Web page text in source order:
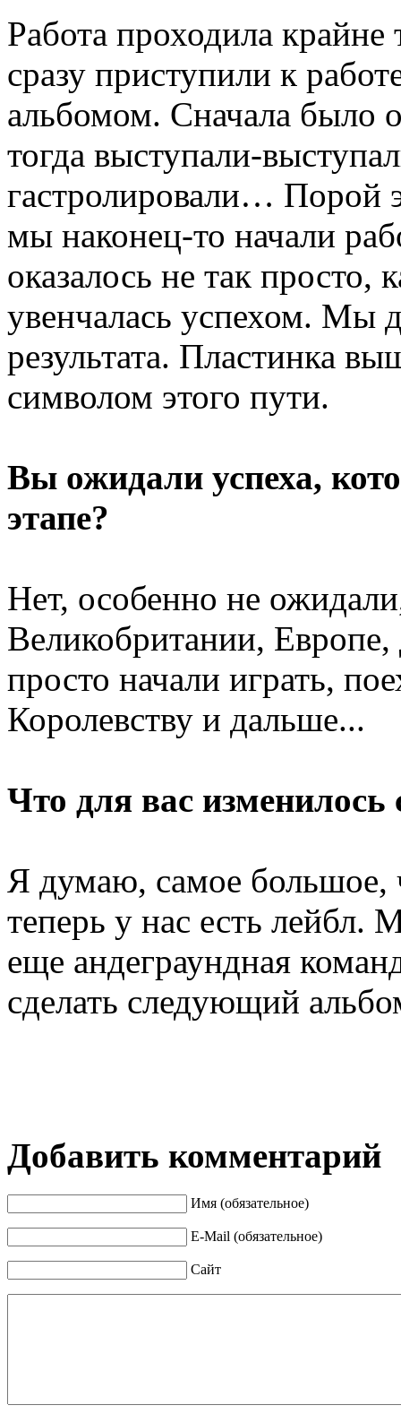
Работа проходила
сразу приступили к
альбомом. Сначала было
тогда выступали-
гастролировали… Порой
мы наконец-то начали
оказалось не так
увенчалась успехом. Мы
результата. Пластинка
символом этого пути.
Вы ожидали успеха,
этапе?
Нет, особенно не
Великобритании,
просто начали играть,
Королевству и дальше...
Что для вас изменилось
Я думаю, самое большое,
теперь у нас есть
еще андеграундная
сделать следующий
Добавить комментарий
Имя (обязательное)
E-Mail (обязательное)
Сайт